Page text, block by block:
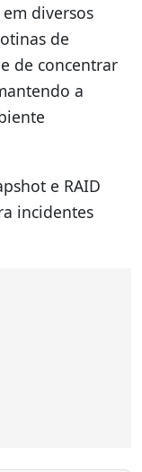
diversos
de
de concentrar
a
e RAID
incidentes